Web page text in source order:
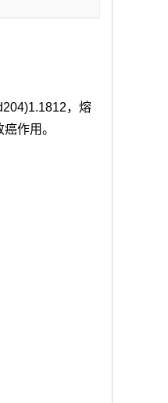
，熔
作用。